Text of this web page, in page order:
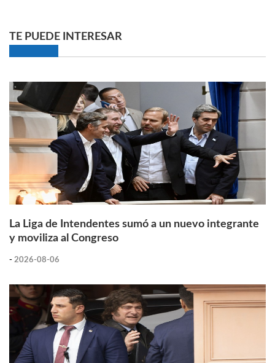
TE PUEDE INTERESAR
La Liga de Intendentes sumó a un nuevo integrante
y moviliza al Congreso
- 2026-08-06